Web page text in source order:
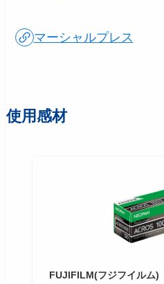
マーシャルプレス
使用感材
FUJIFILM(フジフイルム)